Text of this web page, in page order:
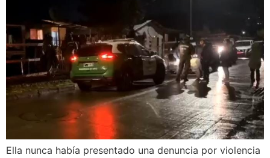
Ella nunca había presentado una denuncia por violencia